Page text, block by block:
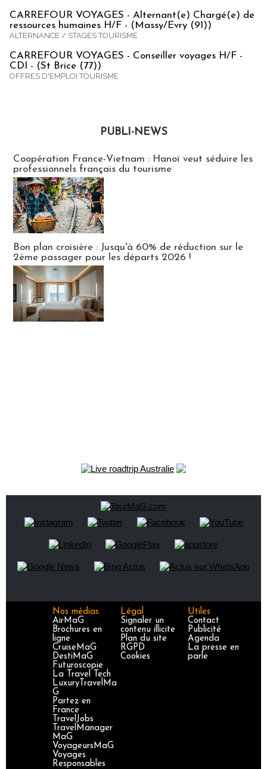
CARREFOUR VOYAGES - Alternant(e) Chargé(e) de
ressources humaines H/F - (Massy/Evry (91))
ALTERNANCE / STAGES TOURISME
CARREFOUR VOYAGES - Conseiller voyages H/F -
CDI - (St Brice (77))
OFFRES D'EMPLOI TOURISME
PUBLI-NEWS
Coopération France-Vietnam : Hanoï veut séduire les
professionnels français du tourisme
Bon plan croisière : Jusqu'à 60% de réduction sur le
2ème passager pour les départs 2026 !
Nos médias
AirMaG
Brochures en
ligne
CruiseMaG
DestiMaG
Futuroscopie
La Travel Tech
LuxuryTravelMa
G
Partez en
France
TravelJobs
TravelManager
MaG
VoyageursMaG
Voyages
Responsables
Légal
Signaler un
contenu illicite
Plan du site
RGPD
Cookies
Utiles
Contact
Publicité
Agenda
La presse en
parle